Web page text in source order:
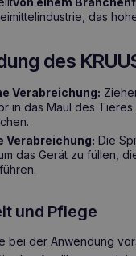
das
des
Verabreichung:
in das Maul des
Verabreichung: Die
das Gerät zu füllen,
und Pflege
bei der Anwendung